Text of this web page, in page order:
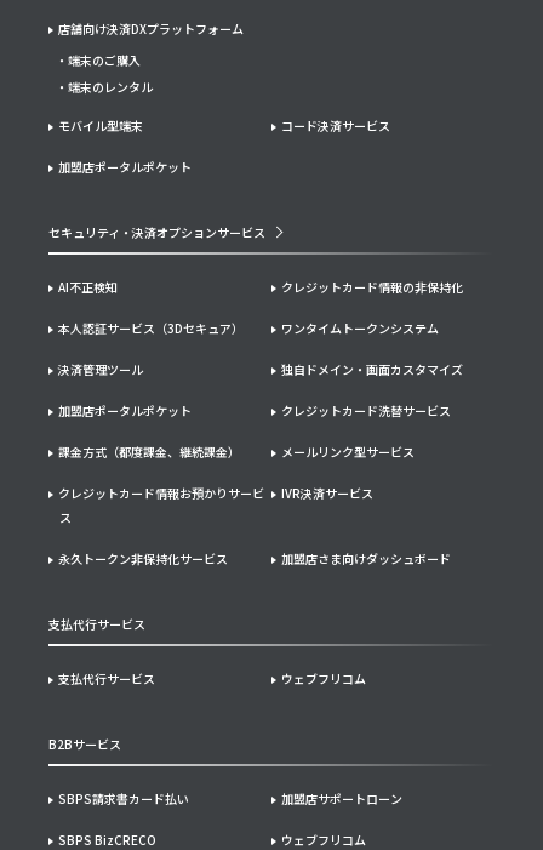
セキュリティ・決済オプションサービス
AI不正検知 クレジットカード情報の非保持化
本人認証サービス（3Dセキュア） ワンタイムトークンシステム
決済管理ツール 独自ドメイン・画面カスタマイズ
加盟店ポータルポケット クレジットカード洗替サービス
課金方式（都度課金、継続課金） メールリンク型サービス
クレジットカード情報お預かりサービ
ス
IVR決済サービス
永久トークン非保持化サービス 加盟店さま向けダッシュボード
店舗向け決済DXプラットフォーム
端末のご購入
端末のレンタル
モバイル型端末 コード決済サービス
加盟店ポータルポケット
支払代行サービス
支払代行サービス ウェブフリコム
B2Bサービス
SBPS請求書カード払い 加盟店サポートローン
SBPS BizCRECO ウェブフリコム